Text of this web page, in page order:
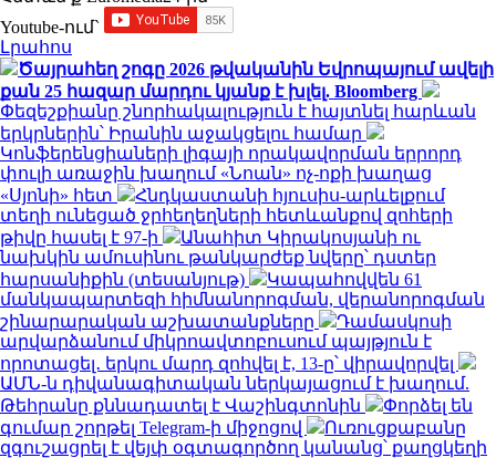
Youtube-ում`
Լրահոս
Ծայրահեղ շոգը 2026 թվականին Եվրոպայում ավելի
քան 25 հազար մարդու կյանք է խլել. Bloomberg
Փեզեշքիանը շնորհակալություն է հայտնել հարևան
երկրներին՝ Իրանին աջակցելու համար
Կոնֆերենցիաների լիգայի որակավորման երրորդ
փուլի առաջին խաղում «Նոան» ոչ-ոքի խաղաց
«Սյոնի» հետ
Հնդկաստանի հյուսիս-արևելքում
տեղի ունեցած ջրհեղեղների հետևանքով զոհերի
թիվը հասել է 97-ի
Անահիտ Կիրակոսյանի ու
նախկին ամուսինու թանկարժեք նվերը՝ դստեր
հարսանիքին (տեսանյութ)
Կապահովվեն 61
մանկապարտեզի հիմնանորոգման, վերանորոգման
շինարարական աշխատանքները
Դամասկոսի
արվարձանում միկրոավտոբուսում պայթյուն է
որոտացել․ երկու մարդ զոհվել է, 13-ը՝ վիրավորվել
ԱՄՆ-ն դիվանագիտական ներկայացում է խաղում.
Թեհրանը քննադատել է Վաշինգտոնին
Փորձել են
գումար շորթել Telegram-ի միջոցով
Ուռուցքաբանը
զգուշացրել է վեյփ օգտագործող կանանց՝ քաղցկեղի